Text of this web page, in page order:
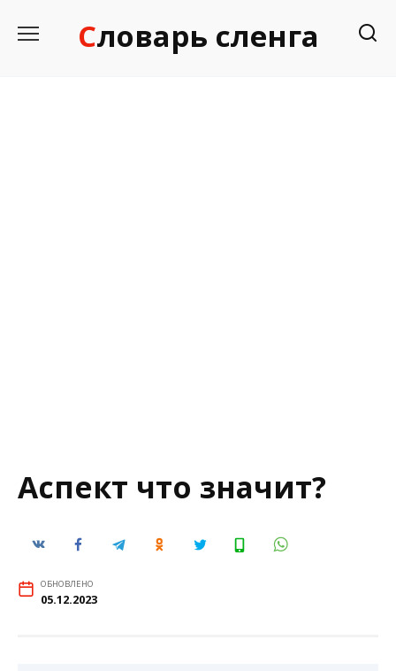
Словарь сленга
Аспект что значит?
ОБНОВЛЕНО
05.12.2023